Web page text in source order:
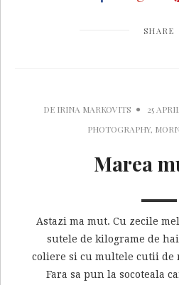
SHARE
DE IRINA MARKOVITS 25
PHOTOGRAPHY,
Marea
Astazi ma mut. Cu zecile
sutele de kilograme de
coliere si cu multele cutii de
Fara sa pun la socoteala